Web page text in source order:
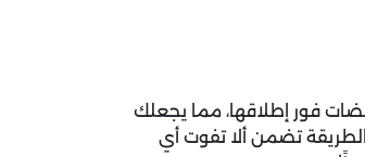
فور إطلاقها، مما يجعلك
تضمن ألا تفوت أي